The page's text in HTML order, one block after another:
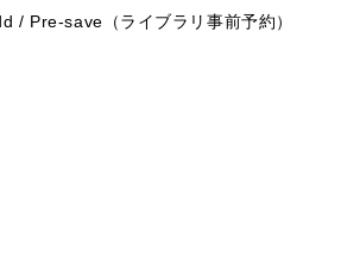
/ Pre-save（ライブラリ事前予約）